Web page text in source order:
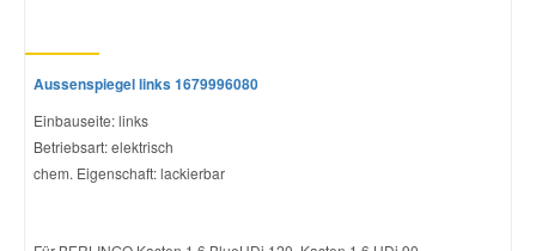
Aussenspiegel links 1679996080
Einbauseite: links
Betriebsart: elektrisch
chem. Eigenschaft: lackierbar